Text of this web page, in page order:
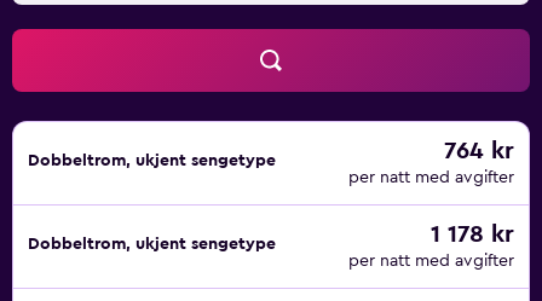
oppført nedenfor, er tilgjengelige enten på
overnattingsstedet eller i nærområdet. Avgifter kan
tilkomme.
Dobbeltrom, ukjent sengetype 764 kr
per natt med avgifter
Dobbeltrom, ukjent sengetype 1 178 kr
per natt med avgifter